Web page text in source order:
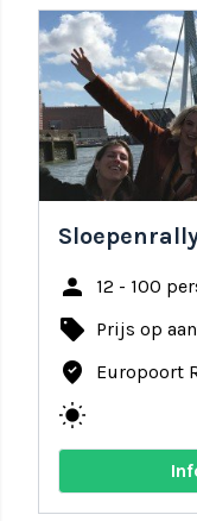
person 12 - 100
local_offer Prijs op
where_to_vote Europoort
wb_sunny